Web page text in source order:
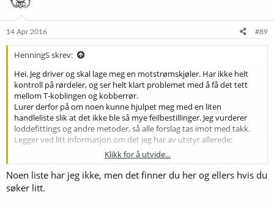
14 Apr 2016 #89
HenningS skrev:
Hei. Jeg driver og skal lage meg en motstrømskjøler. Har ikke helt
kontroll på rørdeler, og ser helt klart problemet med å få det tett
mellom T-koblingen og kobberrør.
Lurer derfor på om noen kunne hjulpet meg med en liten
handleliste slik at det ikke ble så mye feilbestillinger. Jeg vurderer
loddefittings og andre metoder, så alle forslag tas imot med takk.
Legger ved litt informasjon om det jeg har av utstyr allerede:
1) Drikkevannslange (innv. diameter ø13)
http://www.biltema.no/no/Bat/Ovrig/Drikkevannsslange-
2000032587/
Klikk for å utvide...
Noen liste har jeg ikke, men det finner du her og ellers hvis du
søker litt.